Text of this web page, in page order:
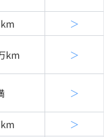
＞
km ＞
＞
＞